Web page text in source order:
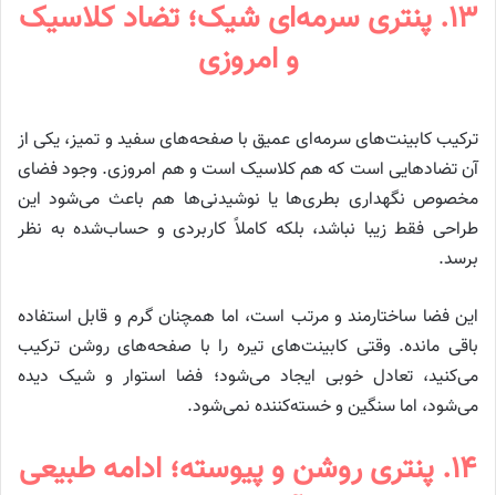
۱۳. پنتری سرمه‌ای شیک؛ تضاد کلاسیک
و امروزی
ترکیب کابینت‌های سرمه‌ای عمیق با صفحه‌های سفید و تمیز، یکی از
آن تضادهایی است که هم کلاسیک است و هم امروزی. وجود فضای
مخصوص نگهداری بطری‌ها یا نوشیدنی‌ها هم باعث می‌شود این
طراحی فقط زیبا نباشد، بلکه کاملاً کاربردی و حساب‌شده به نظر
برسد.
این فضا ساختارمند و مرتب است، اما همچنان گرم و قابل استفاده
باقی مانده. وقتی کابینت‌های تیره را با صفحه‌های روشن ترکیب
می‌کنید، تعادل خوبی ایجاد می‌شود؛ فضا استوار و شیک دیده
می‌شود، اما سنگین و خسته‌کننده نمی‌شود.
۱۴. پنتری روشن و پیوسته؛ ادامه طبیعی